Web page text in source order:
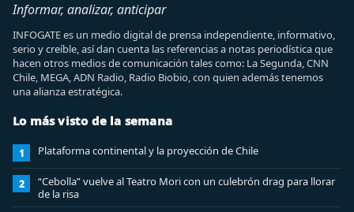
Informar, analizar, anticipar
INFOGATE es un medio digital de prensa independiente, informativo,
serio y creíble, así dan cuenta las referencias a notas periodística que
hacen otros medios de comunicación tales como: La Segunda, CNN
Chile, MEGA, ADN Radio, Radio Biobio, con quien además tenemos
una alianza estratégica.
Lo más visto de la semana
1 Plataforma continental y la proyección de Chile
2
“Cebolla” vuelve al Teatro Mori con un culebrón drag para llorar
de la risa